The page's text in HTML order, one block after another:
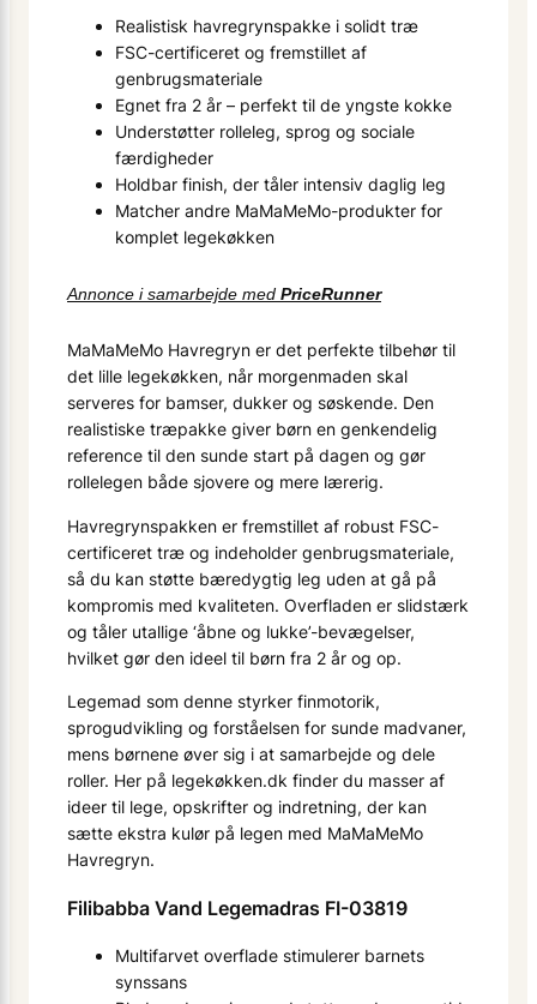
Realistisk havregrynspakke i solidt træ
FSC-certificeret og fremstillet af
genbrugsmateriale
Egnet fra 2 år – perfekt til de yngste kokke
Understøtter rolleleg, sprog og sociale
færdigheder
Holdbar finish, der tåler intensiv daglig leg
Matcher andre MaMaMeMo-produkter for
komplet legekøkken
Annonce i samarbejde med PriceRunner
MaMaMeMo Havregryn er det perfekte tilbehør til
det lille legekøkken, når morgenmaden skal
serveres for bamser, dukker og søskende. Den
realistiske træpakke giver børn en genkendelig
reference til den sunde start på dagen og gør
rollelegen både sjovere og mere lærerig.
Havregrynspakken er fremstillet af robust FSC-
certificeret træ og indeholder genbrugsmateriale,
så du kan støtte bæredygtig leg uden at gå på
kompromis med kvaliteten. Overfladen er slidstærk
og tåler utallige ‘åbne og lukke’-bevægelser,
hvilket gør den ideel til børn fra 2 år og op.
Legemad som denne styrker finmotorik,
sprogudvikling og forståelsen for sunde madvaner,
mens børnene øver sig i at samarbejde og dele
roller. Her på legekøkken.dk finder du masser af
ideer til lege, opskrifter og indretning, der kan
sætte ekstra kulør på legen med MaMaMeMo
Havregryn.
Filibabba Vand Legemadras FI-03819
Multifarvet overflade stimulerer barnets
synssans